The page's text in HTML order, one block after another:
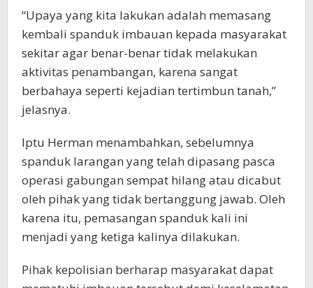
“Upaya yang kita lakukan adalah memasang
kembali spanduk imbauan kepada masyarakat
sekitar agar benar-benar tidak melakukan
aktivitas penambangan, karena sangat
berbahaya seperti kejadian tertimbun tanah,”
jelasnya.
Iptu Herman menambahkan, sebelumnya
spanduk larangan yang telah dipasang pasca
operasi gabungan sempat hilang atau dicabut
oleh pihak yang tidak bertanggung jawab. Oleh
karena itu, pemasangan spanduk kali ini
menjadi yang ketiga kalinya dilakukan.
Pihak kepolisian berharap masyarakat dapat